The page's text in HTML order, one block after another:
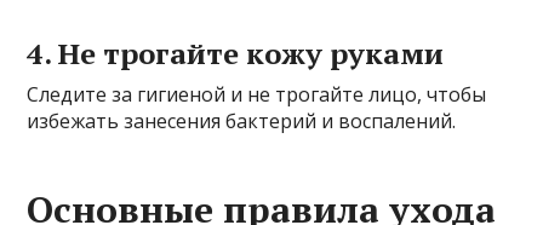
4. Не трогайте кожу руками
Следите за гигиеной и не трогайте лицо, чтобы
избежать занесения бактерий и воспалений.
Основные правила ухода